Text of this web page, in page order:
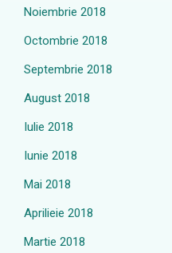
Noiembrie 2018
Octombrie 2018
Septembrie 2018
August 2018
Iulie 2018
Iunie 2018
Mai 2018
Aprilieie 2018
Martie 2018